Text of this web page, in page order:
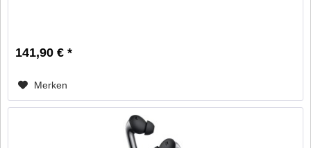
141,90 € *
Merken